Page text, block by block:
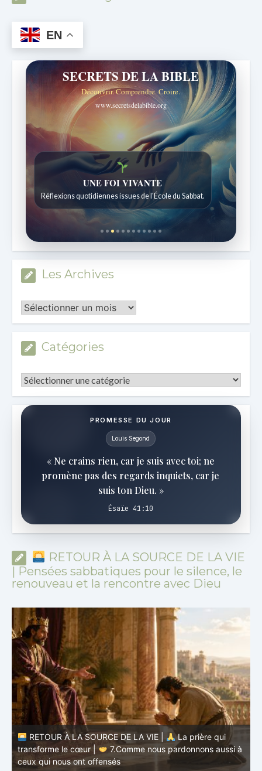
EN
SECRETS DE LA BIBLE
Découvrir. Comprendre. Croire.
www.secretsdelabible.org
Histoires bibliques étonnantes
Histoires pour les enfants de 7 à 12 ans.
Les Archives
Les
Archives
Catégories
Catégories
PROMESSE DU JOUR
Louis Segond
« Ne crains rien, car je suis avec toi; ne
promène pas des regards inquiets, car je
suis ton Dieu. »
Ésaïe 41:10
RETOUR À LA SOURCE DE LA VIE
| Pensées sabbatiques pour le silence, le
renouveau et la rencontre avec Dieu
RETOUR À LA SOURCE DE LA VIE |
La prière qui
transforme le cœur |
6.Et pardonne-nous nos offenses